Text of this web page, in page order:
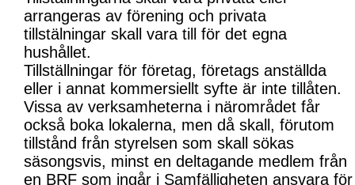
arrangeras av förening och privata
tillstälningar skall vara till för det egna
hushållet.
Tillställningar för företag, företags anställda
eller i annat kommersiellt syfte är inte tillåten.
Vissa av verksamheterna i närområdet får
också boka lokalerna, men då skall, förutom
tillstånd från styrelsen som skall sökas
säsongsvis, minst en deltagande medlem från
en BRF som ingår i Samfälligheten ansvara för